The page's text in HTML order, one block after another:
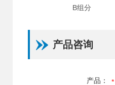
B组分
产品咨询
产品：